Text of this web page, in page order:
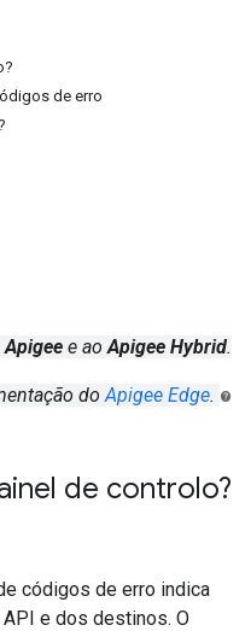
de erro
Apigee e aoApigee Hybrid.
doApigee Edge.
de controlo?
códigos de erro indica
e dos destinos. O